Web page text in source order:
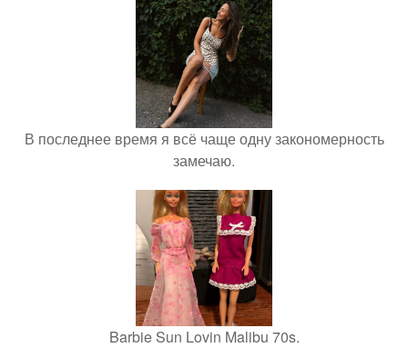
В последнее время я всё чаще одну закономерность
замечаю.
Barbie Sun Lovin Malibu 70s.